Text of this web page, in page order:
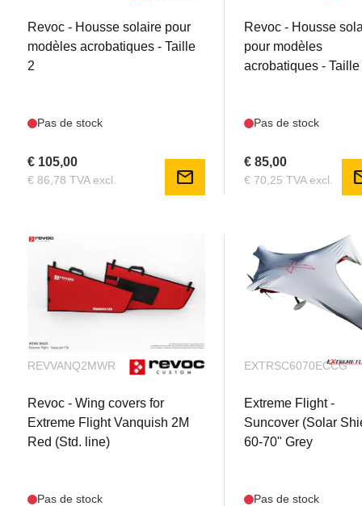
Revoc - Housse solaire pour
modèles acrobatiques - Taille
2
Pas de stock
€ 105,00
€ 86,78 TVA excl. mail
Revoc - Housse
pour modèles
acrobatiques - Taille
Pas de stock
€ 85,00
€ 70,25 TVA excl.
REVVANQ2MWR
Revoc - Wing covers for
Extreme Flight Vanquish 2M
Red (Std. line)
Pas de stock
EXTRSC6070ECCG
Extreme Flight -
Suncover (Solar
60-70" Grey
Pas de stock